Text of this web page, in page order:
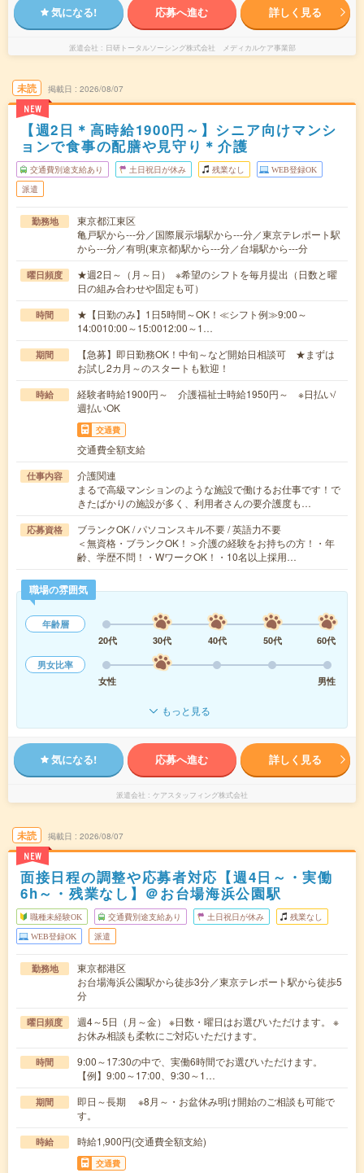
気になる! 応募へ進む 詳しく見る
派遣会社 日研トータルソーシング株式会社 メディカルケア事業部
未読
NEW
掲載日 2026/08/07
【週2日＊高時給1900円～】シニア向けマンシ
ョンで食事の配膳や見守り＊介護
交通費別途支給あり 土日祝日が休み 残業なし WEB登録OK
派遣
勤務地
東京都江東区
亀戸駅から---分／国際展示場駅から---分／東京テレポート駅
から---分／有明(東京都)駅から---分／台場駅から---分
曜日頻度
★週2日～（月～日） ※希望のシフトを毎月提出（日数と曜
日の組み合わせや固定も可）
時間
★【日勤のみ】1日5時間～OK！≪シフト例≫9:00～
14:0010:00～15:0012:00～1…
期間
【急募】即日勤務OK！中旬～など開始日相談可 ★まずは
お試し2カ月～のスタートも歓迎！
時給
経験者時給1900円～ 介護福祉士時給1950円～ ※日払い/
週払いOK
交通費
交通費全額支給
仕事内容
介護関連
まるで高級マンションのような施設で働けるお仕事です！で
きたばかりの施設が多く、利用者さんの要介護度も…
応募資格
ブランクOK / パソコンスキル不要 / 英語力不要
＜無資格・ブランクOK！＞介護の経験をお持ちの方！・年
齢、学歴不問！・WワークOK！・10名以上採用…
職場の雰囲気
年齢層
20代
30代 40代 50代
60代
男女比率
女性
男性
もっと見る
気になる! 応募へ進む 詳しく見る
派遣会社 ケアスタッフィング株式会社
未読
NEW
掲載日 2026/08/07
面接日程の調整や応募者対応【週4日～・実働
6h～・残業なし】＠お台場海浜公園駅
職種未経験OK 交通費別途支給あり 土日祝日が休み 残業なし
WEB登録OK 派遣
勤務地
東京都港区
お台場海浜公園駅から徒歩3分／東京テレポート駅から徒歩5
分
曜日頻度
週4～5日（月～金） ※日数・曜日はお選びいただけます。 ※
お休み相談も柔軟にご対応いただけます。
時間
9:00～17:30の中で、実働6時間でお選びいただけます。
【例】9:00～17:00、9:30～1…
期間
即日～長期 ※8月～・お盆休み明け開始のご相談も可能で
す。
時給 時給1,900円(交通費全額支給)
交通費